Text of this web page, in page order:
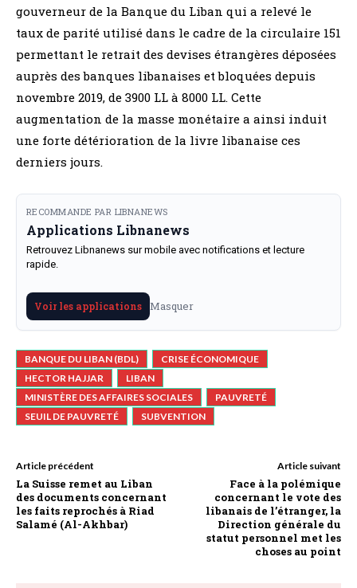
gouverneur de la Banque du Liban qui a relevé le
taux de parité utilisé dans le cadre de la circulaire 151
permettant le retrait des devises étrangères déposées
auprès des banques libanaises et bloquées depuis
novembre 2019, de 3900 LL à 8000 LL. Cette
augmentation de la masse monétaire a ainsi induit
une forte détérioration de la livre libanaise ces
derniers jours.
RECOMMANDE PAR LIBNANEWS
Applications Libnanews
Retrouvez Libnanews sur mobile avec notifications et lecture
rapide.
Voir les applications Masquer
BANQUE DU LIBAN (BDL)
CRISE ÉCONOMIQUE
HECTOR HAJJAR
LIBAN
MINISTÈRE DES AFFAIRES SOCIALES
PAUVRETÉ
SEUIL DE PAUVRETÉ
SUBVENTION
Article précédent
La Suisse remet au Liban
des documents concernant
les faits reprochés à Riad
Salamé (Al-Akhbar)
Article suivant
Face à la polémique
concernant le vote des
libanais de l’étranger, la
Direction générale du
statut personnel met les
choses au point